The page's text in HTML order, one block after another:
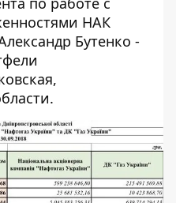
НАК
Бутенко -